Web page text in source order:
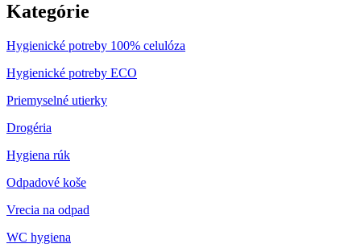
Kategórie
Hygienické potreby 100% celulóza
Hygienické potreby ECO
Priemyselné utierky
Drogéria
Hygiena rúk
Odpadové koše
Vrecia na odpad
WC hygiena